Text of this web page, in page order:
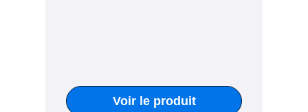
Voir le produit